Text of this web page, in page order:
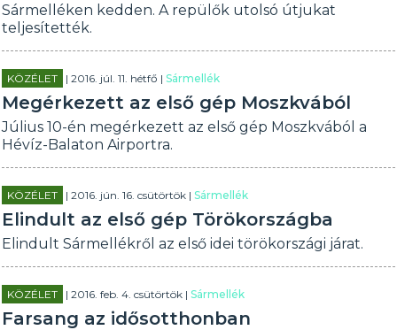
Sármelléken kedden. A repülők utolsó útjukat
teljesítették.
KÖZÉLET | 2016. júl. 11. hétfő |Sármellék
Megérkezett az első gép Moszkvából
Július 10-én megérkezett az első gép Moszkvából a
Hévíz-Balaton Airportra.
KÖZÉLET | 2016. jún. 16. csütörtök |Sármellék
Elindult az első gép Törökországba
Elindult Sármellékről az első idei törökországi járat.
KÖZÉLET | 2016. feb. 4. csütörtök |Sármellék
Farsang az idősotthonban